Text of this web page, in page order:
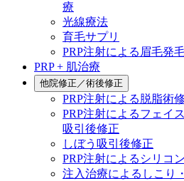
療
光線療法
育毛サプリ
PRP注射による眉毛発
PRP + 肌治療
他院修正／術後修正
PRP注射による脱脂術
PRP注射によるフェイ
吸引後修正
しぼう吸引後修正
PRP注射によるシリコ
注入治療によるしこり